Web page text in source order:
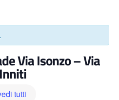
Via Isonzo – Via
tutti